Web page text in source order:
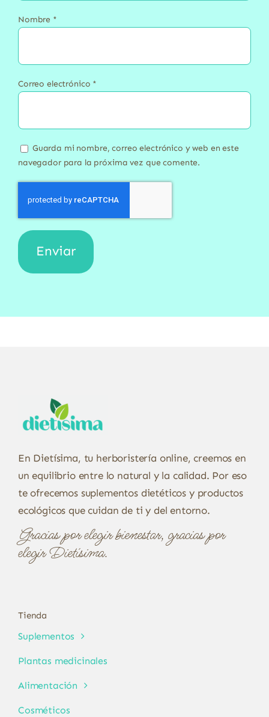
Nombre *
Correo electrónico *
Guarda mi nombre, correo electrónico y web en este
navegador para la próxima vez que comente.
En Dietísima, tu herboristería online, creemos en
un equilibrio entre lo natural y la calidad. Por eso
te ofrecemos suplementos dietéticos y productos
ecológicos que cuidan de ti y del entorno.
Gracias por elegir bienestar, gracias por
elegir Dietísima.
Tienda
Suplementos
Plantas medicinales
Alimentación
Cosméticos